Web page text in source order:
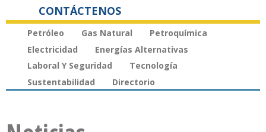
CONTÁCTENOS
Petróleo Gas Natural
Petroquímica
Electricidad
Energías Alternativas
Laboral Y Seguridad
Tecnología
Sustentabilidad
Directorio